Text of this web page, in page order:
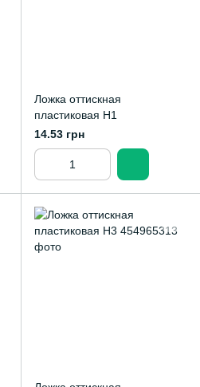
Ложка оттискная
пластиковая Н1
14.53 грн